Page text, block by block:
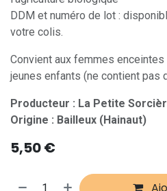
DDM et numéro de lot :
votre colis.
Convient aux femmes
jeunes enfants (ne contient pas
Producteur : La Petite
Origine : Bailleux (Hainaut)
5,50€